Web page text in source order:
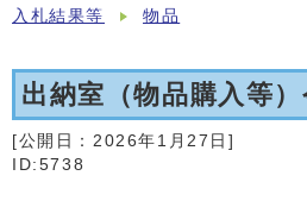
入札結果等 物品
出納室（物品購入等
[公開日： 2026年1月27日 ]
ID:5738